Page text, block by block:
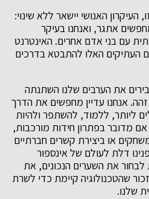
העיקרון האנושי יישאר ללא שינוי:
אתגר, ואנחנו בעיקר
עם בני אדם אחרים. האינטרנט
העתיקים האלו להתבטא בדרכים
את הערבים שלנו השתנתה
אנחנו עדיין מחפשים את הדרך
ליותר, ללמוד, להשתפר ולהיות
מדובר בפתרון חידות מורכבות,
או ביצירת קשרים חברתיים
דלת לעולם של אינספור
את השערים הנכונים, את
שהטכנולוגיה קיימת כדי לשרת
שלנו.